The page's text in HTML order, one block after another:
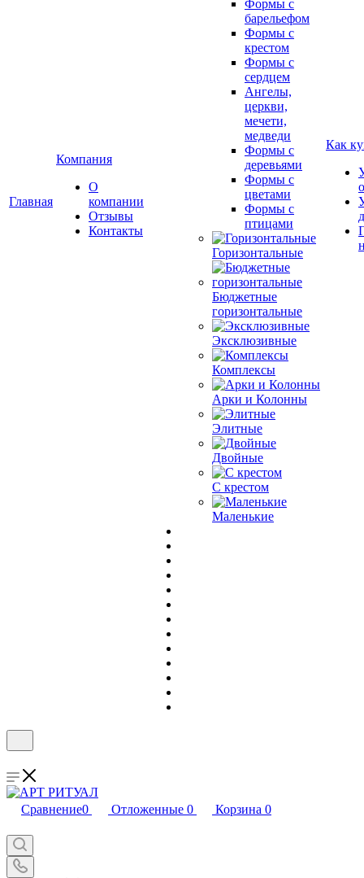
Главная
Компания
О
компании
Отзывы
Контакты
Формы с
барельефом
Формы с
крестом
Формы с
сердцем
Ангелы,
церкви,
мечети,
медведи
Формы с
деревьями
Формы с
цветами
Формы с
птицами
Горизонтальные
Бюджетные
горизонтальные
Эксклюзивные
Комплексы
Арки и Колонны
Элитные
Двойные
С крестом
Маленькие
Как
Сравнение0 Отложенные 0 Корзина 0